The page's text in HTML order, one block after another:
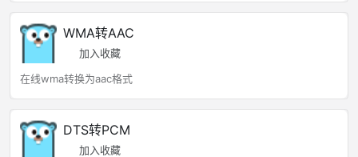
WMA转AAC
加入收藏
在线wma转换为aac格式
DTS转PCM
加入收藏